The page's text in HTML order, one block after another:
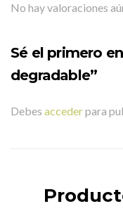
No hay valoraciones
Sé el primero
degradable”
Debes accederpara